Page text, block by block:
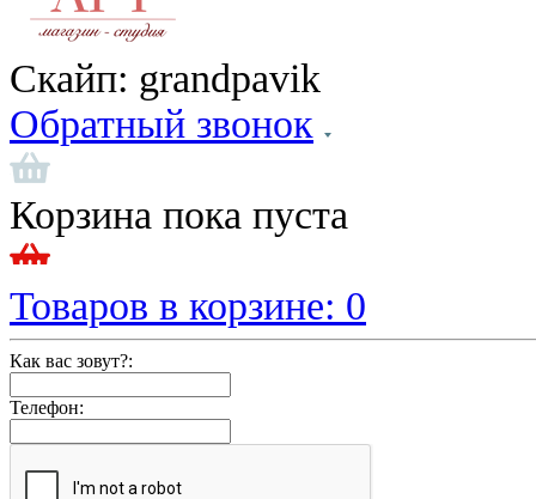
Скайп: grandpavik
Обратный звонок
Корзина пока пуста
Товаров в корзине: 0
Как вас зовут?:
Телефон: